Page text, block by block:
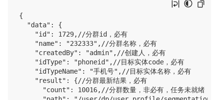
{
  "data": {
    "id": 1729,//分群id，必有
    "name": "232333",//分群名称，必有
    "createdBy": "admin",//创建人，必有
    "idType": "phoneid",//目标实体code，必有
    "idTypeName": "手机号",//目标实体名称，必有
    "result": {//分群最新结果，必有
"count": 10016,//分群数量，非必有，任务未就绪，